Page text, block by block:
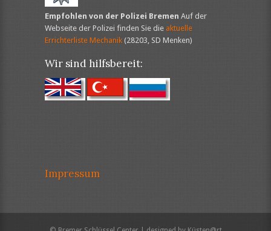
Empfohlen von der Polizei Bremen Auf der
Webseite der Polizei finden Sie die aktuelle
Errichterliste Mechanik (28203, SD Menken)
Wir sind hilfsbereit:
Impressum